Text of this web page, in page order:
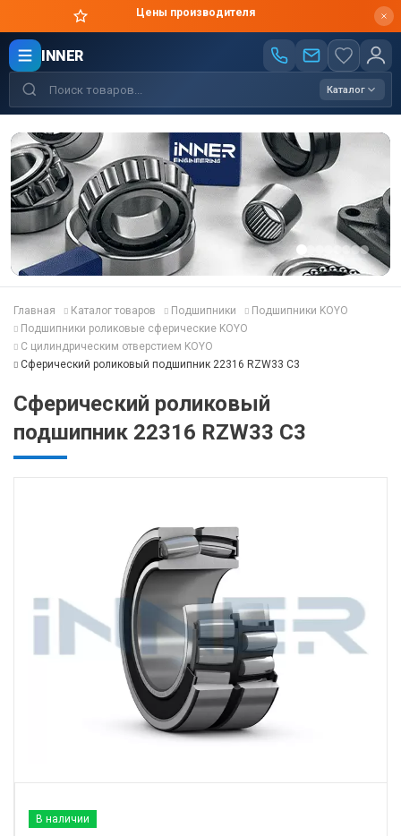
Цены производителя
INNER
Каталог
Главная Каталог товаров Подшипники
Подшипники KOYO
Подшипники роликовые сферические KOYO
С цилиндрическим отверстием KOYO
Сферический роликовый подшипник 22316 RZW33 C3
Сферический роликовый
подшипник 22316 RZW33 C3
В наличии